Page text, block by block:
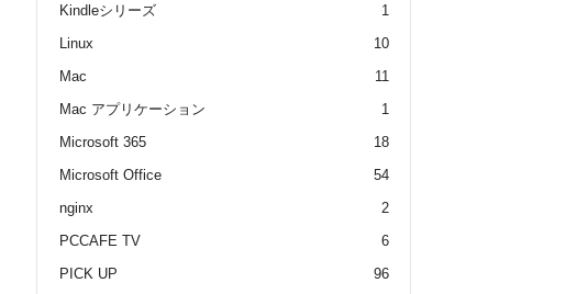
Kindleシリーズ
1
Linux
10
Mac
11
Mac アプリケーション
1
Microsoft 365
18
Microsoft Office
54
nginx
2
PCCAFE TV
6
PICK UP
96